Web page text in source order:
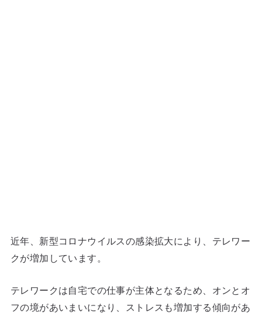
近年、新型コロナウイルスの感染拡大により、テレワー
クが増加しています。
テレワークは自宅での仕事が主体となるため、オンとオ
フの境があいまいになり、ストレスも増加する傾向があ